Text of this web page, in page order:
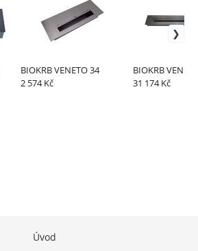
BIOKRB VENETO 34
2 574 Kč
BIOKRB
31 174 Kč
Úvod